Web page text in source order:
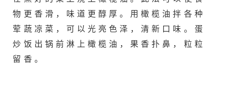
物更香滑，味道更醇厚。用橄榄油拌各种
荤蔬凉菜，可以光亮色泽，清新口味。蛋
炒饭出锅前淋上橄榄油，果香扑鼻，粒粒
留香。